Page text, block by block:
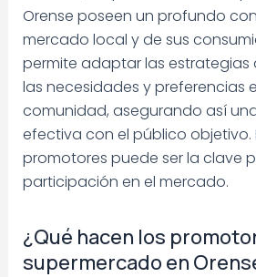
Orense poseen un profundo
mercado local y de sus
permite adaptar las estrategias
las necesidades y preferencias
comunidad, asegurando así
efectiva con el público objetivo.
promotores puede ser la clave
participación en el mercado.
¿Qué hacen los
supermercado en